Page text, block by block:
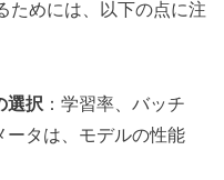
ためには、以下の点に注
選択 ：学習率、バッチ
ータは、モデルの性能